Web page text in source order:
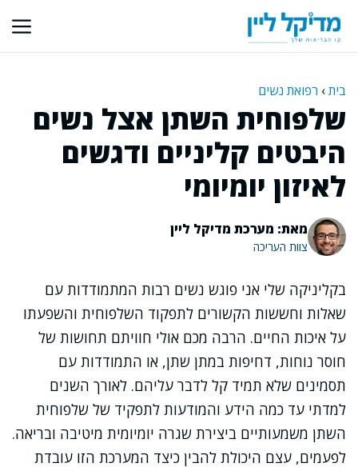
לתוכן
בית› רפואת נשים
שלפוחית השתן אצל נשים
היבטים קליניים ודגשים
לאיזון יומיומי
מאת: מערכת מדיקל ליין
צוות העריכה
בקליניקה שלי אני פוגש נשים רבות המתמודדות עם
שאלות וחששות הקשורים לתפקוד השלפוחית והשפעתו
על איכות החיים. הרבה מכם אולי חוויתם תחושות של
חוסר נוחות, דחיפות במתן שתן, או התמודדות עם
תסמינים שלא תמיד קל לדבר עליהם. לאורך השנים
למדתי עד כמה הידע והמודעות לתפקיד של שלפוחית
השתן משמעותיים ביצירת שגרה יומיומית מיטיבה ובריאה.
לפעמים, עצם היכולת להבין כיצד המערכת הזו עובדת